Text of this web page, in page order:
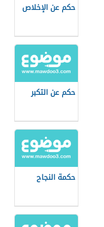
حكم عن الإخلاص
حكم عن التكبر
حكمة النجاح